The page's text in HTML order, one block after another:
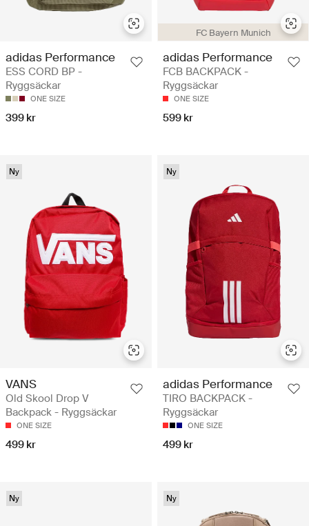
adidas Performance
ESS CORD BP -
Ryggsäckar
ONE SIZE
399 kr
FC Bayern Munich
adidas Performance
FCB BACKPACK -
Ryggsäckar
ONE SIZE
599 kr
Ny
VANS
Old Skool Drop V
Backpack - Ryggsäckar
ONE SIZE
499 kr
Ny
adidas Performance
TIRO BACKPACK -
Ryggsäckar
ONE SIZE
499 kr
Ny Ny